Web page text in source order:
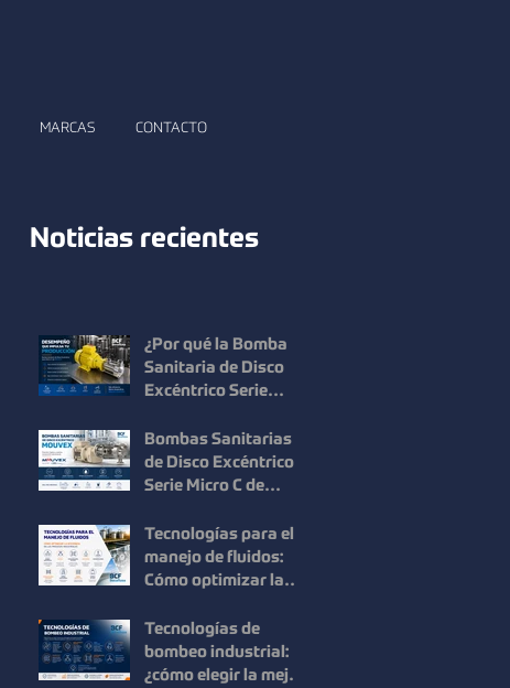
MARCAS CONTACTO
Noticias recientes
¿Por qué la Bomba
Sanitaria de Disco
Excéntrico Serie
ofrece un desempeño
superior?
Bombas Sanitarias
de Disco Excéntrico
Serie Micro C de
Higiene y Máxima
Recuperación del
Producto
Tecnologías para el
manejo de fluidos:
Cómo optimizar la
procesos
industriales
Tecnologías de
bombeo industrial:
¿cómo elegir la mejor